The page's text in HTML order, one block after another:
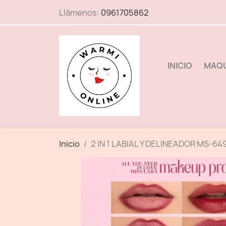
Llámenos: 0961705862
INICIO
Inicio 2 IN 1 LABIAL Y DELINEADOR MS-